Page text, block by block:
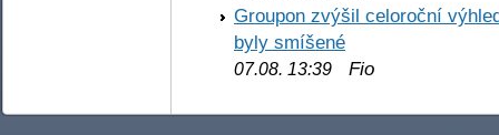
Groupon zvýšil celoroční
byly smíšené
07.08. 13:39 Fio